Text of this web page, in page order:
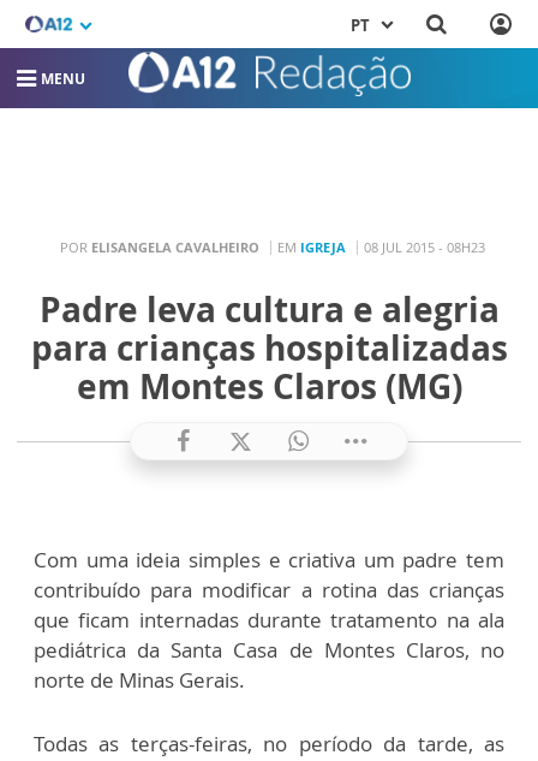
PT
MENU
POR ELISANGELA CAVALHEIRO EM IGREJA 08 JUL 2015 - 08H23
Padre leva cultura e alegria
para crianças hospitalizadas
em Montes Claros (MG)
Com uma ideia simples e criativa um padre tem
contribuído para modificar a rotina das crianças
que ficam internadas durante tratamento na ala
pediátrica da Santa Casa de Montes Claros, no
norte de Minas Gerais.
Todas as terças-feiras, no período da tarde, as